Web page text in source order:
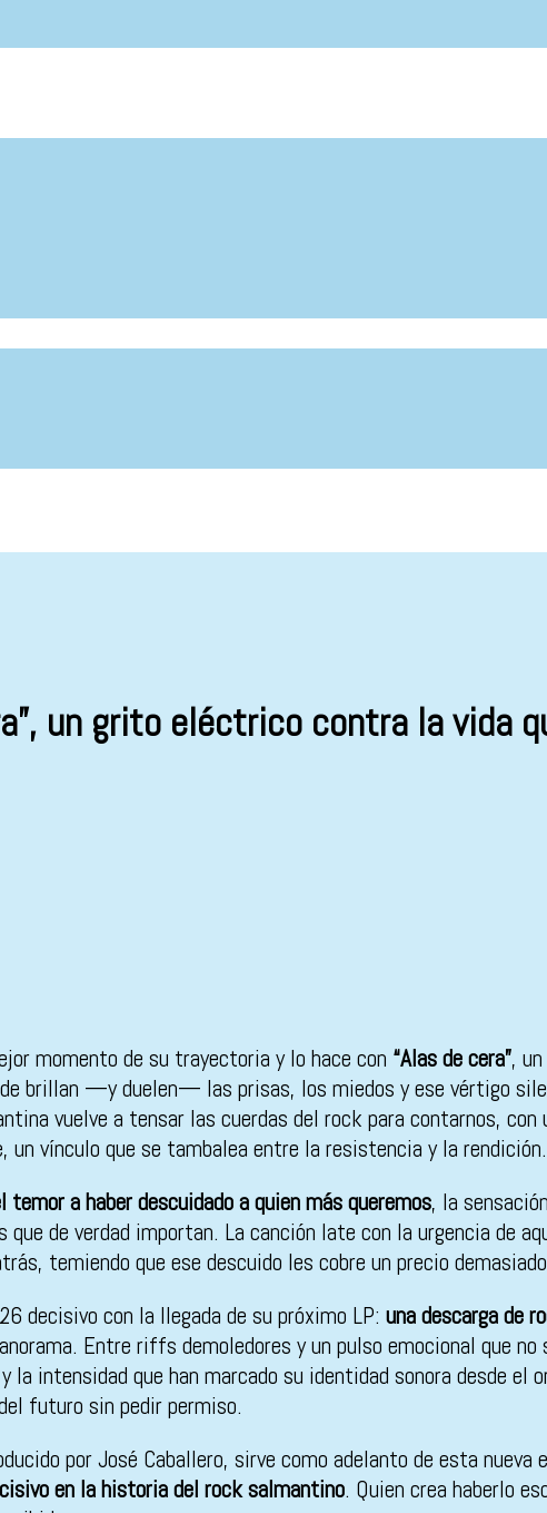
un grito eléctrico contra la vida
momento de su trayectoria y lo hace con “Alas de cera”,
brillan —y duelen— las prisas, los miedos y ese vértigo
vuelve a tensar las cuerdas del rock para contarnos,
vínculo que se tambalea entre la resistencia y la rendición.
temor a haber descuidado a quien más queremos, la
de verdad importan. La canción late con la urgencia de
temiendo que ese descuido les cobre un precio
decisivo con la llegada de su próximo LP: una descarga de
Entre riffs demoledores y un pulso emocional que
intensidad que han marcado su identidad sonora desde el
futuro sin pedir permiso.
por José Caballero, sirve como adelanto de esta
en la historia del rock salmantino. Quien crea haberlo